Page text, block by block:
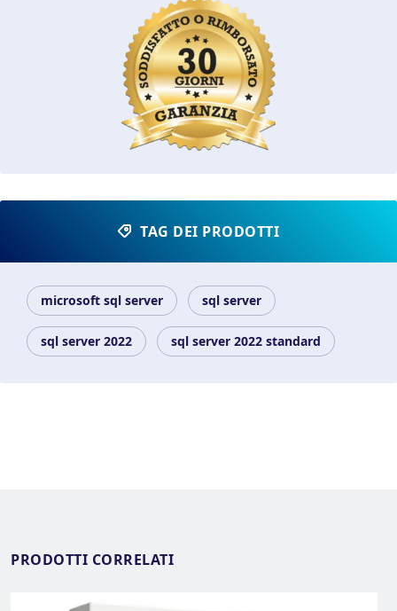
TAG DEI PRODOTTI
microsoft sql server sql server
sql server 2022 sql server 2022 standard
PRODOTTI CORRELATI